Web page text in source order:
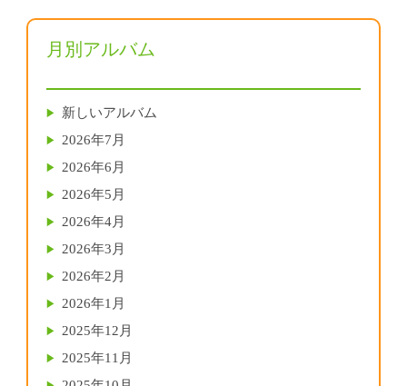
月別アルバム
新しいアルバム
2026年7月
2026年6月
2026年5月
2026年4月
2026年3月
2026年2月
2026年1月
2025年12月
2025年11月